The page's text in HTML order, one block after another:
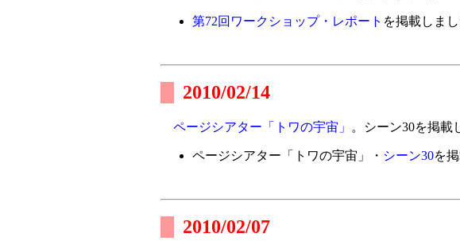
第72回ワークショップ・レポート を掲載しまし
2010/02/14
ページシアター「トワの宇宙」 。シーン30を掲載
ページシアター「トワの宇宙」・ シーン30を掲
2010/02/07